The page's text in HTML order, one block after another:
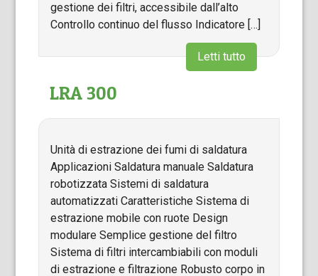
gestione dei filtri, accessibile dall’alto
Controllo continuo del flusso Indicatore […]
Letti tutto
LRA 300
Unità di estrazione dei fumi di saldatura
Applicazioni Saldatura manuale Saldatura
robotizzata Sistemi di saldatura
automatizzati Caratteristiche Sistema di
estrazione mobile con ruote Design
modulare Semplice gestione del filtro
Sistema di filtri intercambiabili con moduli
di estrazione e filtrazione Robusto corpo in